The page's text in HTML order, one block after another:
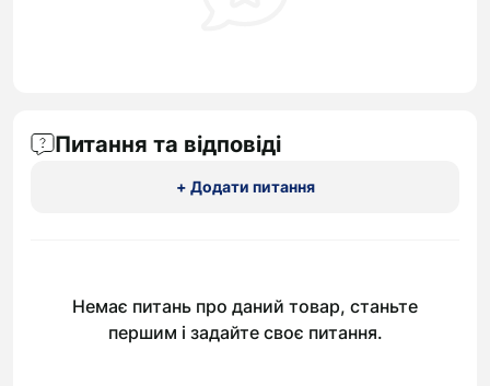
Питання та відповіді
+ Додати питання
Немає питань про даний товар, станьте
першим і задайте своє питання.